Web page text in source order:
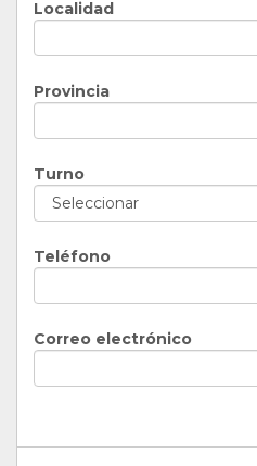
Localidad
Provincia
Turno
Teléfono
Correo electrónico